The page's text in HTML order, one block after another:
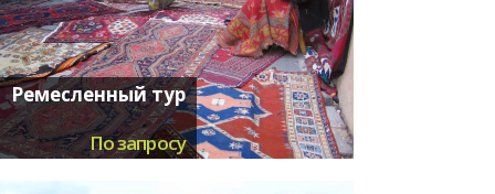
Ремесленный тур
По запросу